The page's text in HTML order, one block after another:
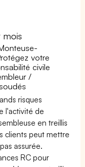
mois
votre
civile
/
risques
l'activité de
en treillis
clients peut mettre
assurée.
RC pour